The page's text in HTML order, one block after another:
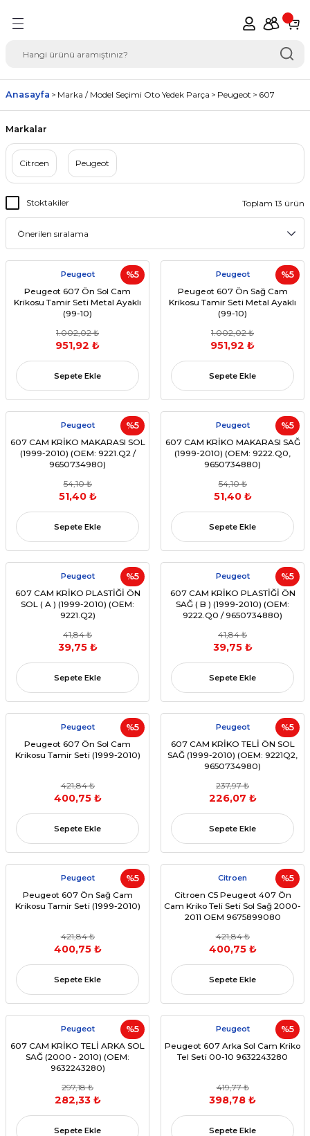
Seçimi Oto Yedek
Anasayfa Marka / Model Seçimi Oto Yedek Parça Peugeot 607
Markalar
Citroen Peugeot
Stoktakiler Toplam 13 ürün
%5
Peugeot
Peugeot 607 Ön Sol Cam
Krikosu Tamir Seti Metal Ayaklı
(99-10)
1.002,02 ₺
951,92 ₺
Sepete Ekle
%5
Peugeot
Peugeot 607 Ön Sağ Cam
Krikosu Tamir Seti Metal Ayaklı
(99-10)
1.002,02 ₺
951,92 ₺
Sepete Ekle
%5
Peugeot
607 CAM KRİKO MAKARASI SOL
(1999-2010) (OEM: 9221.Q2 /
9650734980)
54,10 ₺
51,40 ₺
Sepete Ekle
%5
Peugeot
607 CAM KRİKO MAKARASI SAĞ
(1999-2010) (OEM: 9222.Q0,
9650734880)
54,10 ₺
51,40 ₺
Sepete Ekle
%5
Peugeot
607 CAM KRİKO PLASTİĞİ ÖN
SOL ( A ) (1999-2010) (OEM:
9221.Q2)
41,84 ₺
39,75 ₺
Sepete Ekle
%5
Peugeot
607 CAM KRİKO PLASTİĞİ ÖN
SAĞ ( B ) (1999-2010) (OEM:
9222.Q0 / 9650734880)
41,84 ₺
39,75 ₺
Sepete Ekle
%5
Peugeot
Peugeot 607 Ön Sol Cam
Krikosu Tamir Seti (1999-2010)
421,84 ₺
400,75 ₺
Sepete Ekle
%5
Peugeot
607 CAM KRİKO TELİ ÖN SOL
SAĞ (1999-2010) (OEM: 9221Q2,
9650734980)
237,97 ₺
226,07 ₺
Sepete Ekle
%5
Peugeot
Peugeot 607 Ön Sağ Cam
Krikosu Tamir Seti (1999-2010)
421,84 ₺
400,75 ₺
Sepete Ekle
%5
Citroen
Citroen C5 Peugeot 407 Ön
Cam Kriko Teli Seti Sol Sağ 2000-
2011 OEM 9675899080
421,84 ₺
400,75 ₺
Sepete Ekle
%5
Peugeot
607 CAM KRİKO TELİ ARKA SOL
SAĞ (2000 - 2010) (OEM:
9632243280)
297,18 ₺
282,33 ₺
Sepete Ekle
%5
Peugeot
Peugeot 607 Arka Sol Cam Kriko
Tel Seti 00-10 9632243280
419,77 ₺
398,78 ₺
Sepete Ekle